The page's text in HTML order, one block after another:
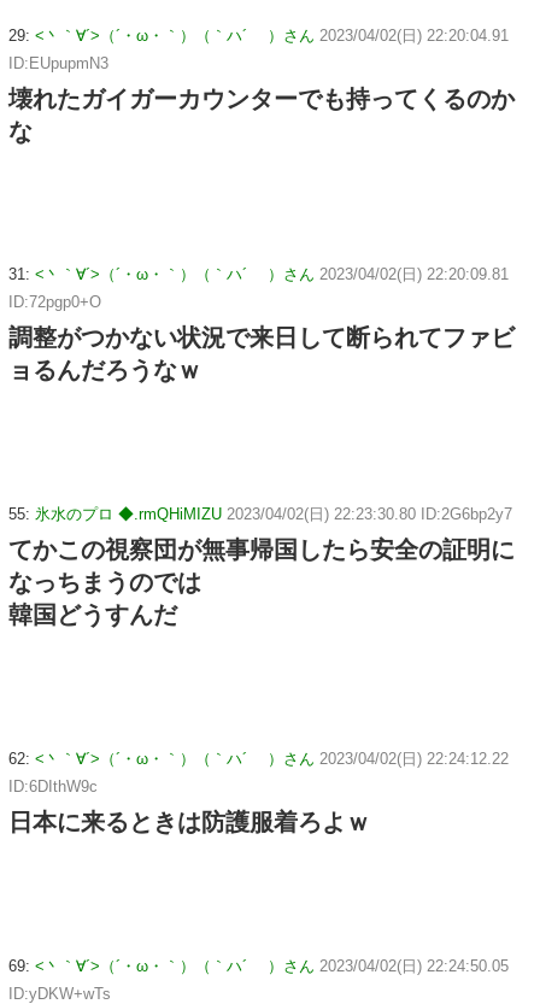
29: <丶｀∀´>（´・ω・｀）（｀ハ´ ）さん 2023/04/02(日) 22:20:04.91
ID:EUpupmN3
壊れたガイガーカウンターでも持ってくるのか
な
31: <丶｀∀´>（´・ω・｀）（｀ハ´ ）さん 2023/04/02(日) 22:20:09.81
ID:72pgp0+O
調整がつかない状況で来日して断られてファビ
ョるんだろうなｗ
55: 氷水のプロ ◆.rmQHiMIZU 2023/04/02(日) 22:23:30.80 ID:2G6bp2y7
てかこの視察団が無事帰国したら安全の証明に
なっちまうのでは
韓国どうすんだ
62: <丶｀∀´>（´・ω・｀）（｀ハ´ ）さん 2023/04/02(日) 22:24:12.22
ID:6DIthW9c
日本に来るときは防護服着ろよｗ
69: <丶｀∀´>（´・ω・｀）（｀ハ´ ）さん 2023/04/02(日) 22:24:50.05
ID:yDKW+wTs